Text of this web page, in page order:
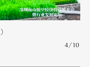
）
4/10